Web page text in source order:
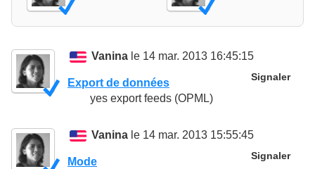
Vanina le 14 mar. 2013 16:45:15
Signaler
Export de données
yes export feeds (OPML)
Vanina le 14 mar. 2013 15:55:45
Signaler
Mode